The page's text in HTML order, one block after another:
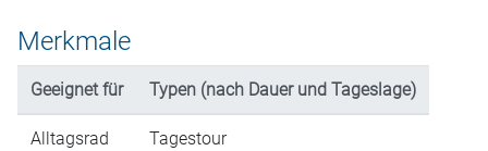
Merkmale
Geeignet für Typen (nach Dauer und Tageslage)
Alltagsrad Tagestour